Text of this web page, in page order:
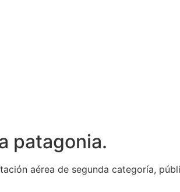
patagonia.
aérea de segunda categoría,